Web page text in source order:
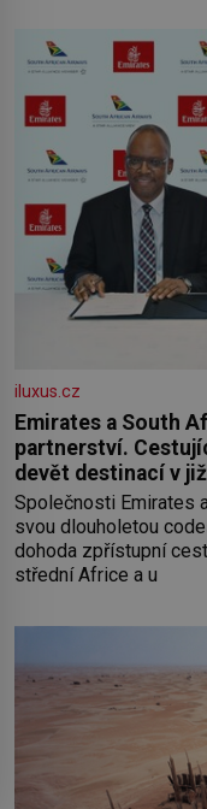
iluxus.cz
Emirates a South
partnerství.
devět destinací v
Společnosti Emirates
svou dlouholetou
dohoda zpřístupní
střední Africe a u